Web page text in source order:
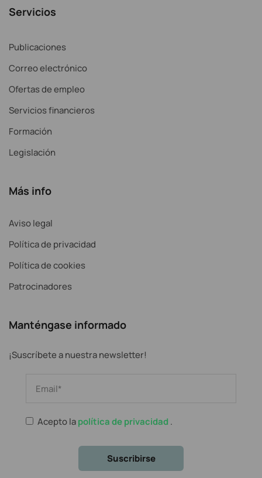
Servicios
Publicaciones
Correo electrónico
Ofertas de empleo
Servicios financieros
Formación
Legislación
Más info
Aviso legal
Política de privacidad
Política de cookies
Patrocinadores
Manténgase informado
¡Suscríbete a nuestra newsletter!
Acepto lapolítica de privacidad .